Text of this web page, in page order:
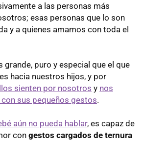
a las personas más
esas personas que lo son
y a quienes amamos con toda el
grande, puro y especial que el que
hacia nuestros hijos, y por
sienten por nosotros y nos
sus pequeños gestos.
aún no pueda hablar, es capaz de
con gestos cargados de ternura